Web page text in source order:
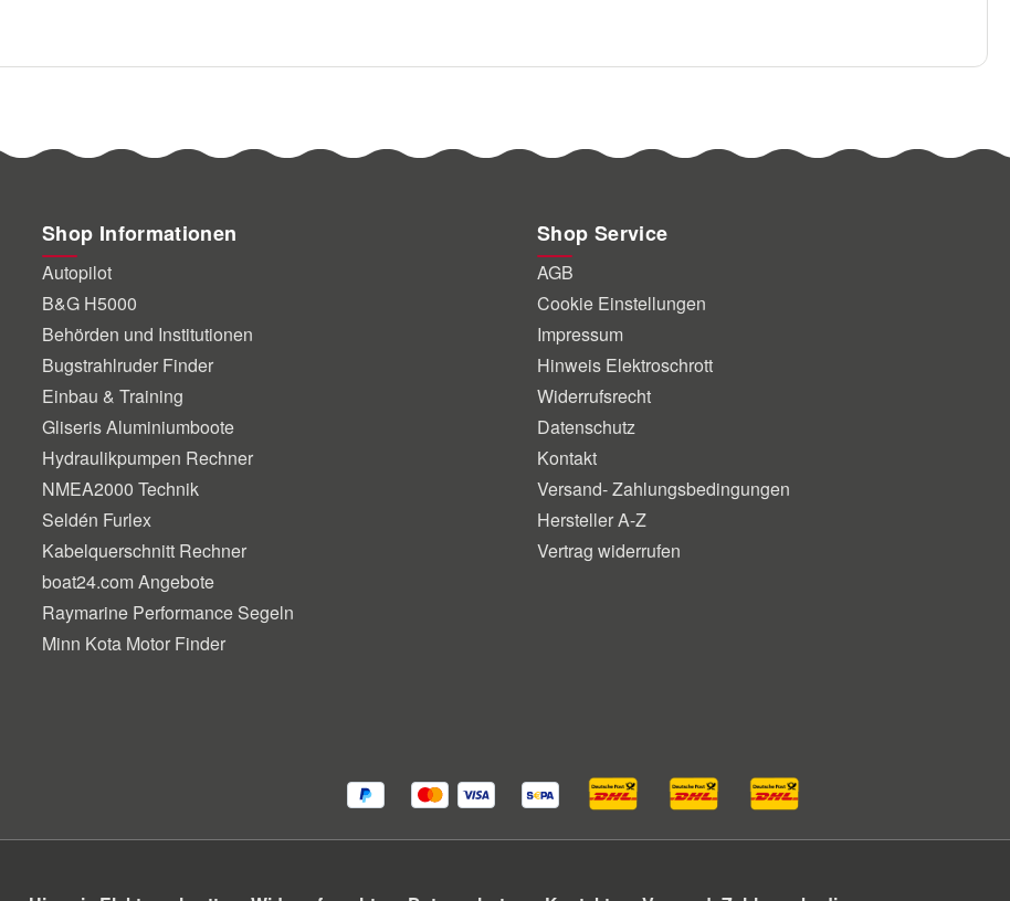
Shop Informationen
Autopilot
B&G H5000
Behörden und Institutionen
Bugstrahlruder Finder
Einbau & Training
Gliseris Aluminiumboote
Hydraulikpumpen Rechner
NMEA2000 Technik
Seldén Furlex
Kabelquerschnitt Rechner
boat24.com Angebote
Raymarine Performance Segeln
Minn Kota Motor Finder
Shop Service
AGB
Cookie Einstellungen
Impressum
Hinweis Elektroschrott
Widerrufsrecht
Datenschutz
Kontakt
Versand- Zahlungsbedingungen
Hersteller A-Z
Vertrag widerrufen